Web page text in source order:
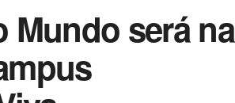
Mundo será na